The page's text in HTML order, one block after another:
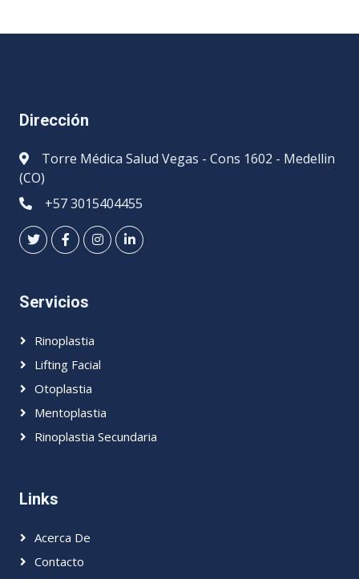
Dirección
Torre Médica Salud Vegas - Cons 1602 - Medellin
(CO)
+57 3015404455
Servicios
Rinoplastia
Lifting Facial
Otoplastia
Mentoplastia
Rinoplastia Secundaria
Links
Acerca De
Contacto